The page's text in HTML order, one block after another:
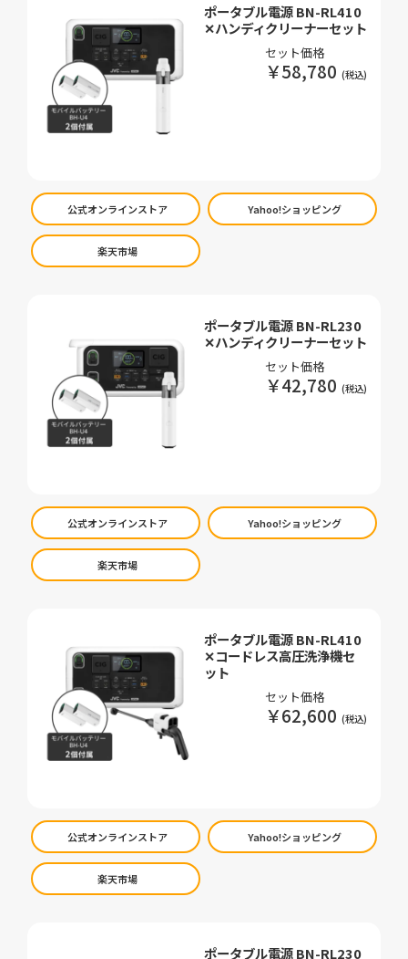
ポータブル電源 BN-RL410
✕ハンディクリーナーセット
セット価格
￥58,780
公式オンラインストア Yahoo!ショッピング
楽天市場
ポータブル電源 BN-RL230
✕ハンディクリーナーセット
セット価格
￥42,780
公式オンラインストア Yahoo!ショッピング
楽天市場
ポータブル電源 BN-RL410
✕コードレス高圧洗浄機セ
ット
セット価格
￥62,600
公式オンラインストア Yahoo!ショッピング
楽天市場
ポータブル電源 BN-RL230